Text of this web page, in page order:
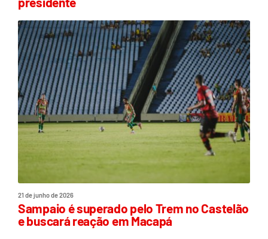
21 de junho de 2026
Sampaio é superado pelo Trem no Castelão
e buscará reação em Macapá